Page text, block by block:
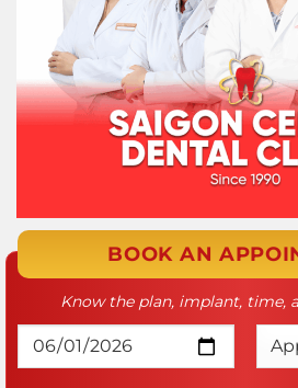
BOOK AN
Know the plan, implant, time,